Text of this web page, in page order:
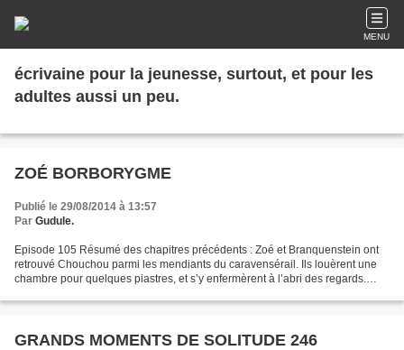
MENU
écrivaine pour la jeunesse, surtout, et pour les
adultes aussi un peu.
ZOÉ BORBORYGME
Publié le 29/08/2014 à 13:57
Par Gudule.
Episode 105 Résumé des chapitres précédents : Zoé et Branquenstein ont
retrouvé Chouchou parmi les mendiants du caravensérail. Ils louèrent une
chambre pour quelques piastres, et s’y enfermèrent à l’abri des regards.
GRANDS MOMENTS DE SOLITUDE 246